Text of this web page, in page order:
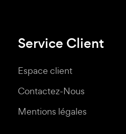
Service Client
Espace client
Contactez-Nous
Mentions légales